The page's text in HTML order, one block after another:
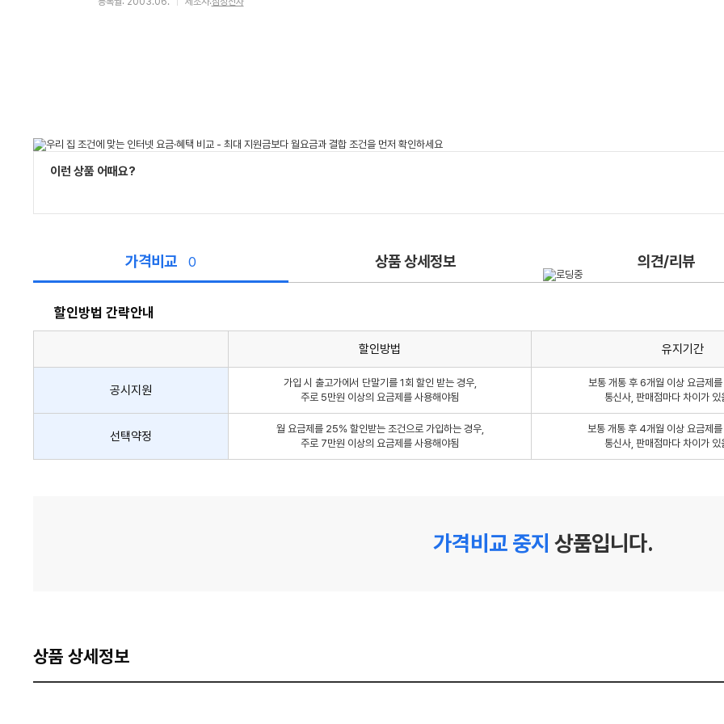
이런 상품 어때요?
가격비교 0 상품 상세정보 의견/리뷰
할인방법 간략안내
인
방
략
할인방법 유지기간
공시지원
가입 시 출고가에서 단말기를 1회 할인 받는 경우,
주로 5만원 이상의 요금제를 사용해야됨
보통 개통 후 6개월 이상 요금제
통신사, 판매점마다 차이가 있
선택약정
월 요금제를 25% 할인받는 조건으로 가입하는 경우,
주로 7만원 이상의 요금제를 사용해야됨
보통 개통 후 4개월 이상 요금제
통신사, 판매점마다 차이가 있
가격비교 중지 상품입니다.
상품 상세정보